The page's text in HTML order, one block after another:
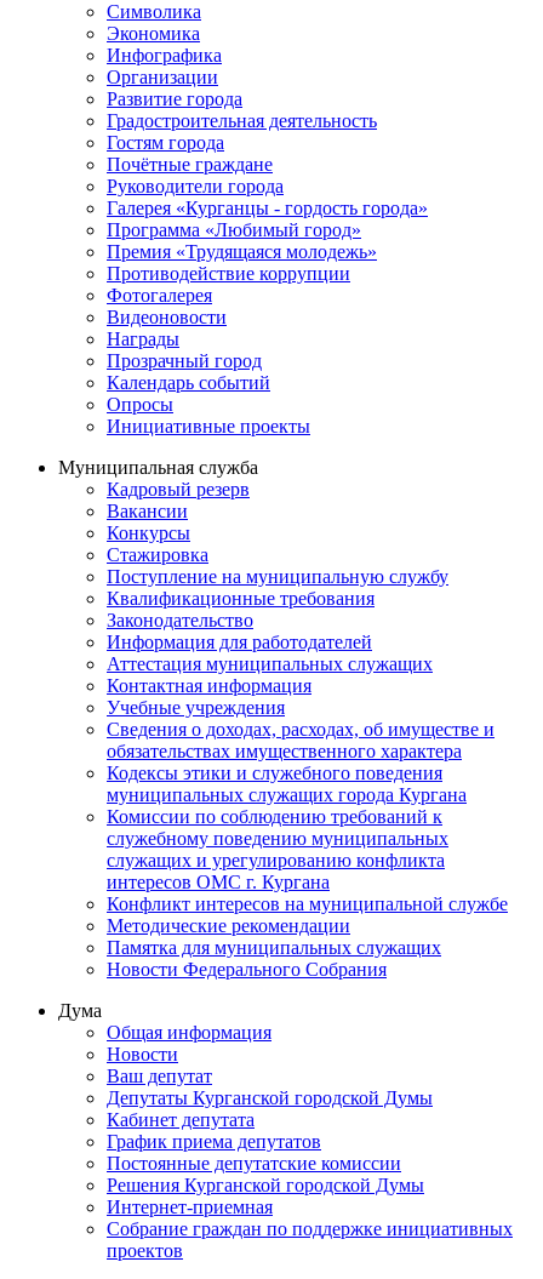
Символика
Экономика
Инфографика
Организации
Развитие города
Градостроительная деятельность
Гостям города
Почётные граждане
Руководители города
Галерея «Курганцы - гордость города»
Программа «Любимый город»
Премия «Трудящаяся молодежь»
Противодействие коррупции
Фотогалерея
Видеоновости
Награды
Прозрачный город
Календарь событий
Опросы
Инициативные проекты
Муниципальная служба
Кадровый резерв
Вакансии
Конкурсы
Стажировка
Поступление на муниципальную службу
Квалификационные требования
Законодательство
Информация для работодателей
Аттестация муниципальных служащих
Контактная информация
Учебные учреждения
Сведения о доходах, расходах, об имуществе и
обязательствах имущественного характера
Кодексы этики и служебного поведения
муниципальных служащих города Кургана
Комиссии по соблюдению требований к
служебному поведению муниципальных
служащих и урегулированию конфликта
интересов ОМС г. Кургана
Конфликт интересов на муниципальной службе
Методические рекомендации
Памятка для муниципальных служащих
Новости Федерального Cобрания
Дума
Общая информация
Новости
Ваш депутат
Депутаты Курганской городской Думы
Кабинет депутата
График приема депутатов
Постоянные депутатские комиссии
Решения Курганской городской Думы
Интернет-приемная
Собрание граждан по поддержке инициативных
проектов